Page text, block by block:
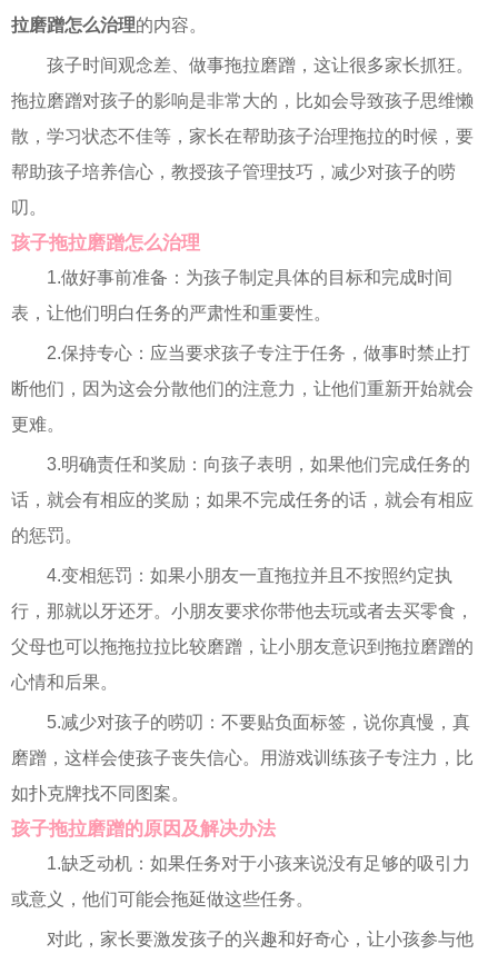
拉磨蹭怎么治理的内容。
孩子时间观念差、做事拖拉磨蹭，这让很多家长抓狂。
拖拉磨蹭对孩子的影响是非常大的，比如会导致孩子思维懒
散，学习状态不佳等，家长在帮助孩子治理拖拉的时候，要
帮助孩子培养信心，教授孩子管理技巧，减少对孩子的唠
叨。
孩子拖拉磨蹭怎么治理
1.做好事前准备：为孩子制定具体的目标和完成时间
表，让他们明白任务的严肃性和重要性。
2.保持专心：应当要求孩子专注于任务，做事时禁止打
断他们，因为这会分散他们的注意力，让他们重新开始就会
更难。
3.明确责任和奖励：向孩子表明，如果他们完成任务的
话，就会有相应的奖励；如果不完成任务的话，就会有相应
的惩罚。
4.变相惩罚：如果小朋友一直拖拉并且不按照约定执
行，那就以牙还牙。小朋友要求你带他去玩或者去买零食，
父母也可以拖拖拉拉比较磨蹭，让小朋友意识到拖拉磨蹭的
心情和后果。
5.减少对孩子的唠叨：不要贴负面标签，说你真慢，真
磨蹭，这样会使孩子丧失信心。用游戏训练孩子专注力，比
如扑克牌找不同图案。
孩子拖拉磨蹭的原因及解决办法
1.缺乏动机：如果任务对于小孩来说没有足够的吸引力
或意义，他们可能会拖延做这些任务。
对此，家长要激发孩子的兴趣和好奇心，让小孩参与他